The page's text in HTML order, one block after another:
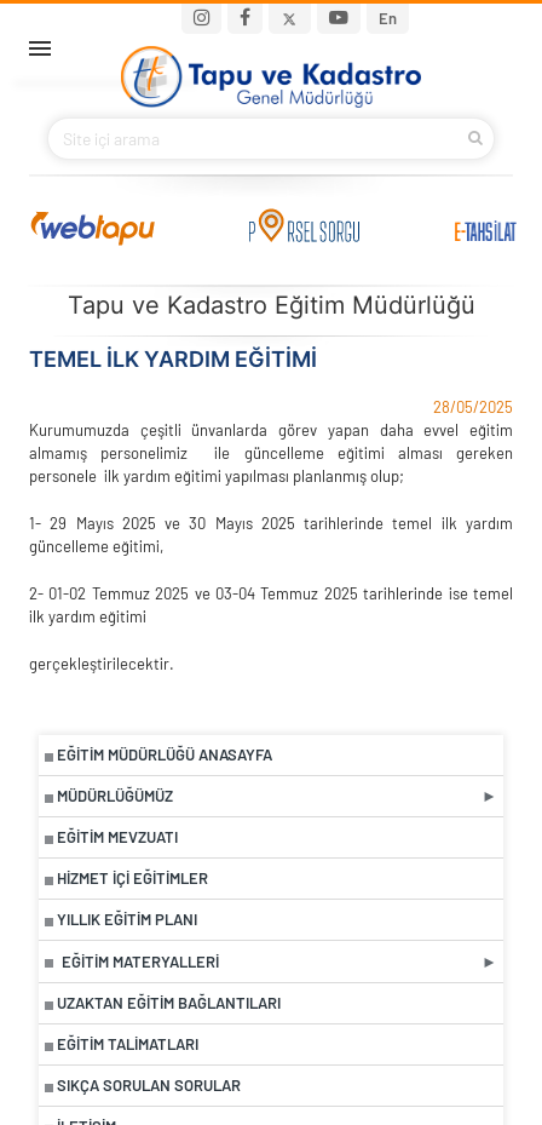
En
Main navigation
BAKANIMIZ
KURUMSAL
PROJELER
E-HİZMETLER
S.S.S.
Tapu ve Kadastro Eğitim Müdürlüğü
EĞITIM MÜDÜRLÜĞÜ ANASAYFA
MÜDÜRLÜĞÜMÜZ
EĞITIM MEVZUATI
HIZMET İÇI EĞITIMLER
YILLIK EĞITIM PLANI
EĞITIM MATERYALLERI
UZAKTAN EĞITIM BAĞLANTILARI
EĞİTİM TALİMATLARI
SIKÇA SORULAN SORULAR
TEMEL İLK YARDIM EĞITIMI
28/05/2025
Kurumumuzda çeşitli ünvanlarda görev yapan daha evvel eğitim
almamış personelimiz ile güncelleme eğitimi alması gereken
personele ilk yardım eğitimi yapılması planlanmış olup;
1- 29 Mayıs 2025 ve 30 Mayıs 2025 tarihlerinde temel ilk yardım
güncelleme eğitimi,
2- 01-02 Temmuz 2025 ve 03-04 Temmuz 2025 tarihlerinde ise temel
ilk yardım eğitimi
gerçekleştirilecektir.